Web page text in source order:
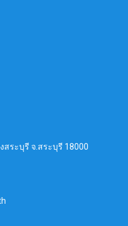
สระบุรี จ.สระบุรี 18000